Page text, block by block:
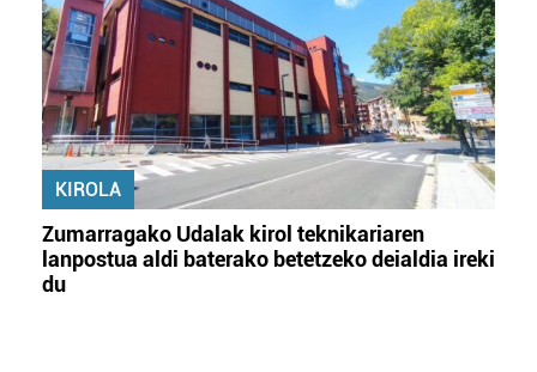
KIROLA
Zumarragako Udalak kirol teknikariaren
lanpostua aldi baterako betetzeko deialdia ireki
du